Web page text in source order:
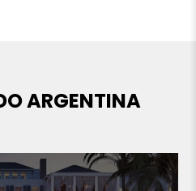
ARGENTINA